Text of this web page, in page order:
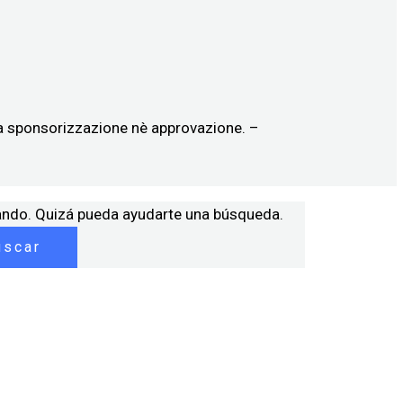
sponsorizzazione nè approvazione. –
Quizá pueda ayudarte una búsqueda.